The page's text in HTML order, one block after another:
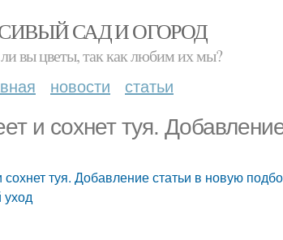
САД И ОГОРОД
вы цветы, так как любим их мы?
новости статьи
и сохнет туя.
туя. Добавление статьи в новую